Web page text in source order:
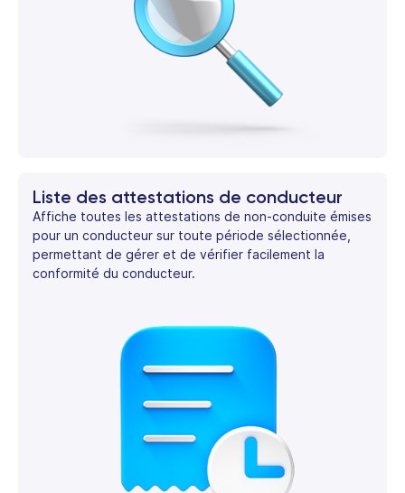
Liste des attestations de conducteur
Affiche toutes les attestations de non-conduite émises
pour un conducteur sur toute période sélectionnée,
permettant de gérer et de vérifier facilement la
conformité du conducteur.